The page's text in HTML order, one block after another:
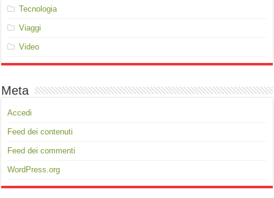
Tecnologia
Viaggi
Video
Meta
Accedi
Feed dei contenuti
Feed dei commenti
WordPress.org